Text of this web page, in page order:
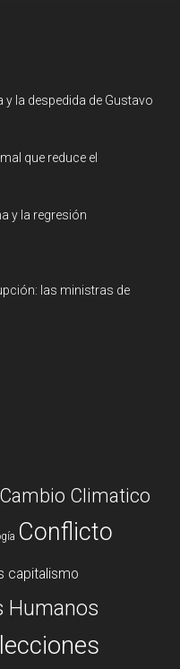
y la despedida de Gustavo
que reduce el
y la regresión
las ministras de
Cambio Climatico
Conflicto
capitalismo
Humanos